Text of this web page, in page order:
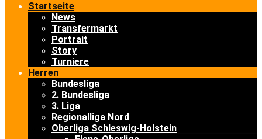
Startseite
News
Transfermarkt
Portrait
Story
Turniere
Herren
Bundesliga
2. Bundesliga
3. Liga
Regionalliga Nord
Oberliga Schleswig-Holstein